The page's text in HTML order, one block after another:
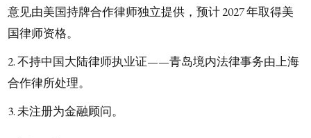
意见由美国持牌合作律师独立提供，预计 2027 年取得美
国律师资格。
不持中国大陆律师执业证——青岛境内法律事务由上海
合作律所处理。
未注册为金融顾问。